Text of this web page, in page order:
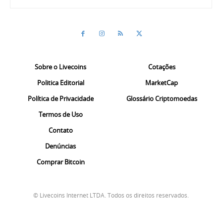
Sobre o Livecoins
Politica Editorial
Política de Privacidade
Termos de Uso
Contato
Denúncias
Comprar Bitcoin
Cotações
MarketCap
Glossário Criptomoedas
© Livecoins Internet LTDA. Todos os direitos reservados.